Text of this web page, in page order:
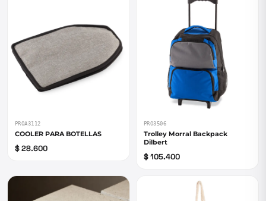
PROA3112
COOLER PARA BOTELLAS
$ 28.600
PRO3506
Trolley Morral Backpack
Dilbert
$ 105.400